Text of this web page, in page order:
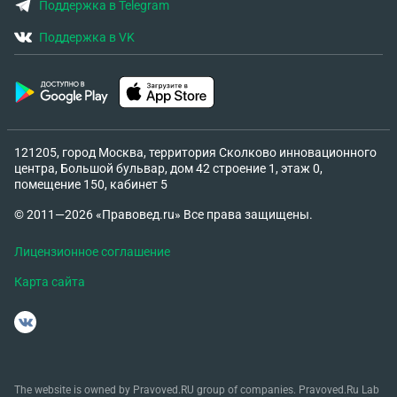
награды с Москвы которые никто не подавал!!!!!
Ни военкомат ни воинская часть!!!! И на что мне
сказали : Выдали вам медали ну и хорошо. !!
Благодарю за ранее.
Поддержка в Telegram
Поддержка в VK
121205, город Москва, территория Сколково инновационного
центра, Большой бульвар, дом 42 строение 1, этаж 0,
помещение 150, кабинет 5
© 2011—2026 «Правовед.ru» Все права защищены.
Лицензионное соглашение
Карта сайта
The website is owned by Pravoved.RU group of companies. Pravoved.Ru Lab